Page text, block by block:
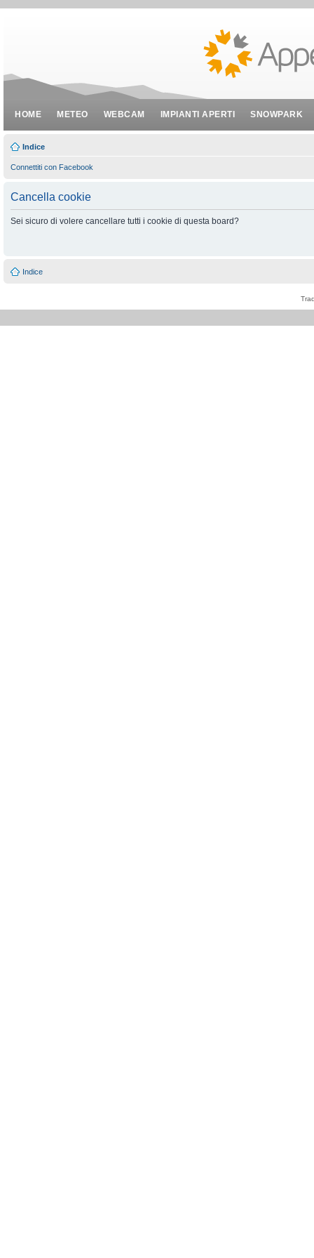
HOME METEO WEBCAM IMPIANTI APERTI SNOWPARK
Indice
Connettiti con Facebook
Cancella cookie
Sei sicuro di volere cancellare tutti i cookie di questa board?
Indice